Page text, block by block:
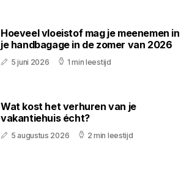
Hoeveel vloeistof mag je meenemen in
je handbagage in de zomer van 2026
5 juni 2026 1 min leestijd
Wat kost het verhuren van je
vakantiehuis écht?
5 augustus 2026 2 min leestijd